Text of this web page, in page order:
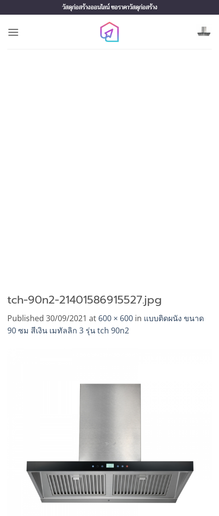
to
content
วัสดุก่อสร้างออนไลน์ ขอราคาวัสดุก่อสร้าง
tch-90n2-21401586915527.jpg
Published 30/09/2021 at 600 × 600 in แบบติดผนัง ขนาด
90 ซม สีเงิน เมทัลลิก 3 รุ่น tch 90n2